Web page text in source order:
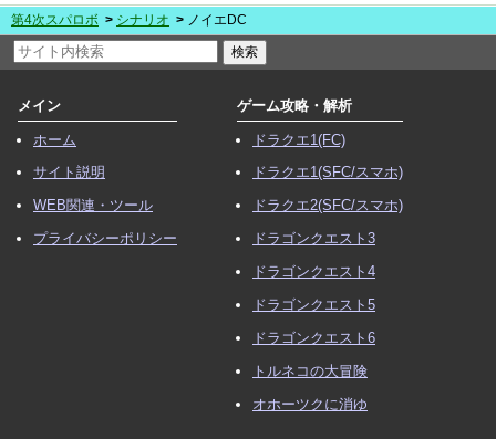
第4次スパロボ シナリオ ノイエDC
メイン
ホーム
サイト説明
WEB関連・ツール
プライバシーポリシー
ゲーム攻略・解析
ドラクエ1(FC)
ドラクエ1(SFC/スマホ)
ドラクエ2(SFC/スマホ)
ドラゴンクエスト3
ドラゴンクエスト4
ドラゴンクエスト5
ドラゴンクエスト6
トルネコの大冒険
オホーツクに消ゆ